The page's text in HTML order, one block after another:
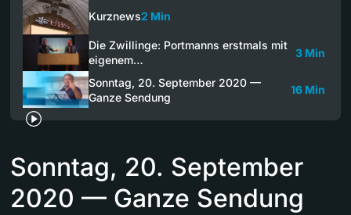
Kurznews2 Min
Die Zwillinge: Portmanns erstmals mit
eigenem…
3 Min
Sonntag, 20. September 2020 —
Ganze Sendung
16 Min
Sonntag, 20. September
2020 — Ganze Sendung